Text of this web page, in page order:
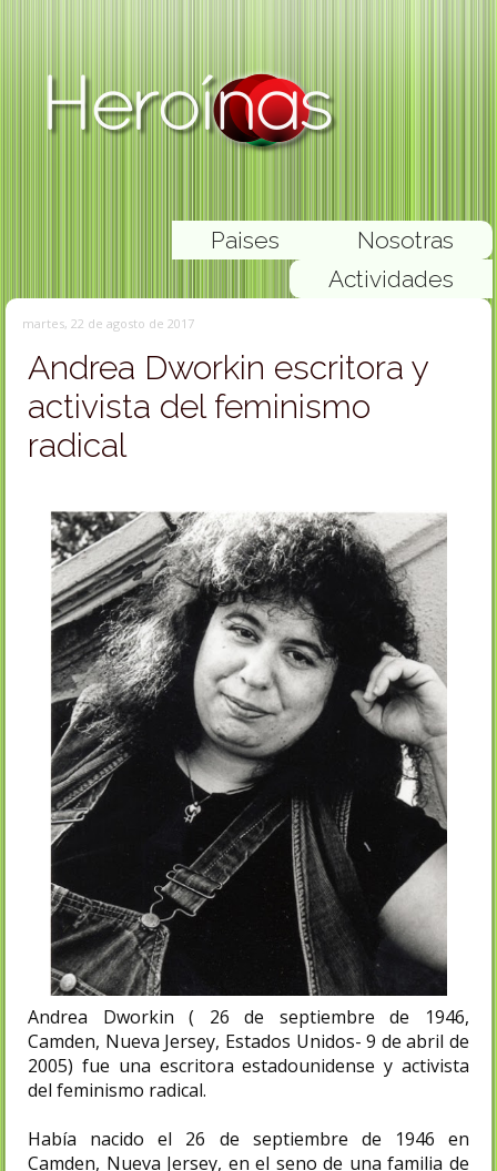
Nosotras
Paises
Actividades
martes, 22 de agosto de 2017
Andrea Dworkin escritora y
activista del feminismo
radical
Andrea Dworkin ( 26 de septiembre de 1946,
Camden, Nueva Jersey, Estados Unidos- 9 de abril de
2005) fue una escritora estadounidense y activista
del feminismo radical.
Había nacido el 26 de septiembre de 1946 en
Camden, Nueva Jersey, en el seno de una familia de